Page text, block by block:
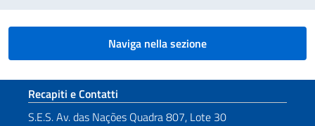
Naviga nella sezione
Sezione footer
Recapiti e Contatti
S.E.S. Av. das Nações Quadra 807, Lote 30